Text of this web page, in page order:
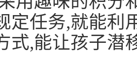
定任务,就能利
式,能让孩子潜